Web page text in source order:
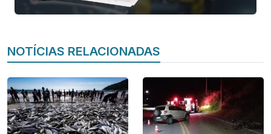
NOTÍCIAS RELACIONADAS